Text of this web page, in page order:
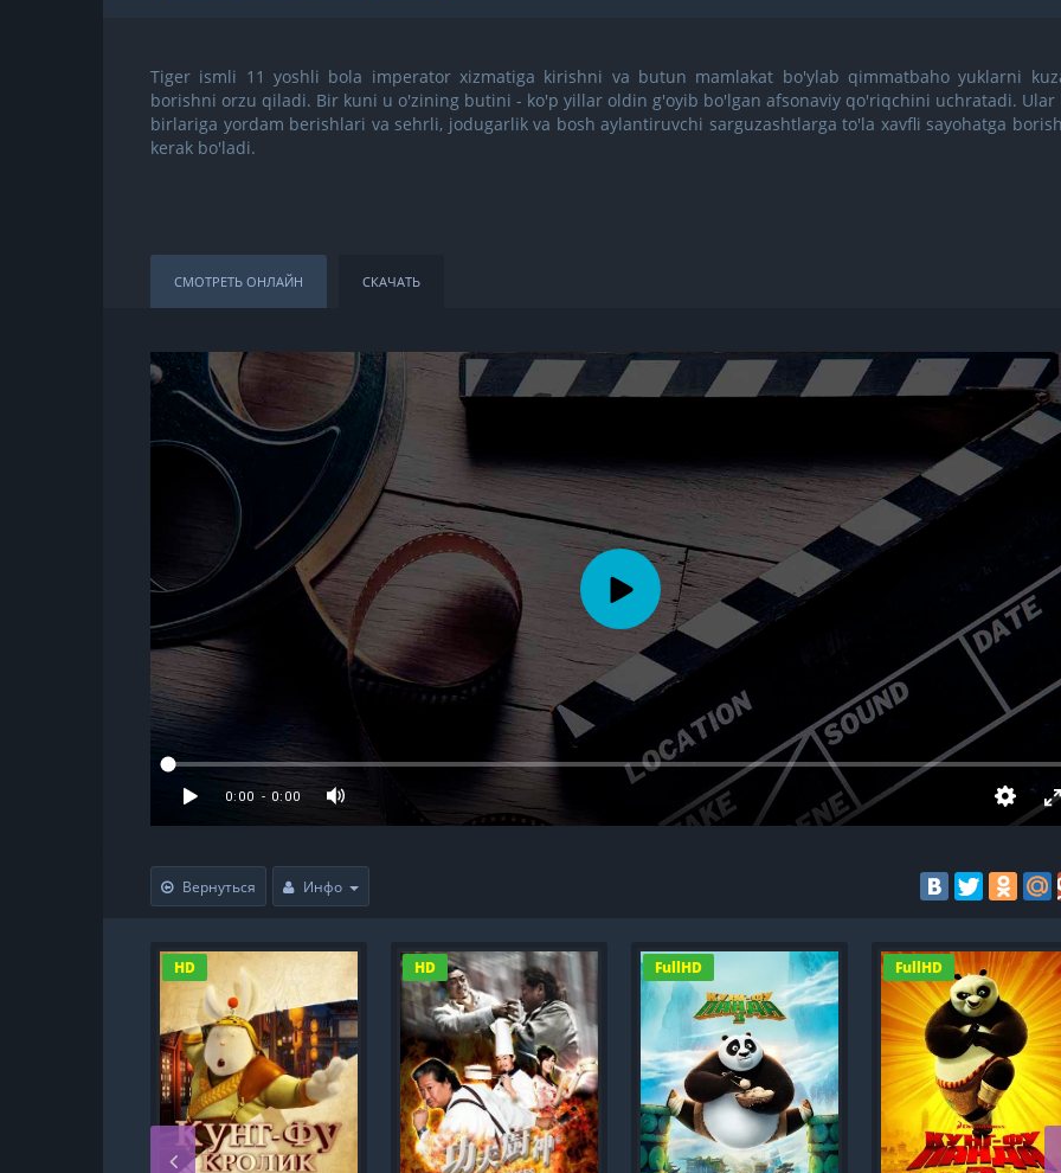
Tiger ismli 11 yoshli bola imperator xizmatiga kirishni va butun mamlakat bo'ylab qimmatbaho yuklarni
borishni orzu qiladi. Bir kuni u o'zining butini - ko'p yillar oldin g'oyib bo'lgan afsonaviy qo'riqchini uchratadi. Ular
birlariga yordam berishlari va sehrli, jodugarlik va bosh aylantiruvchi sarguzashtlarga to'la xavfli sayohatga
kerak bo'ladi.
СМОТРЕТЬ ОНЛАЙН СКАЧАТЬ
Вернуться Инфо
HD HD FullHD FullHD